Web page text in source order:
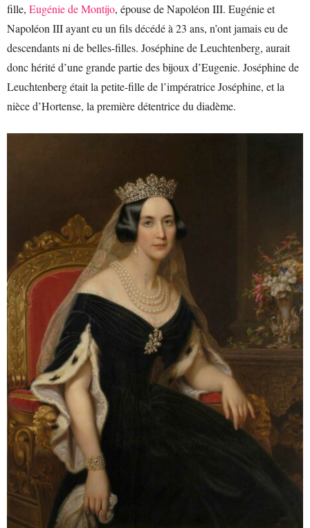
fille, Eugénie de Montijo, épouse de Napoléon III. Eugénie et
Napoléon III ayant eu un fils décédé à 23 ans, n’ont jamais eu de
descendants ni de belles-filles. Joséphine de Leuchtenberg, aurait
donc hérité d’une grande partie des bijoux d’Eugenie. Joséphine de
Leuchtenberg était la petite-fille de l’impératrice Joséphine, et la
nièce d’Hortense, la première détentrice du diadème.